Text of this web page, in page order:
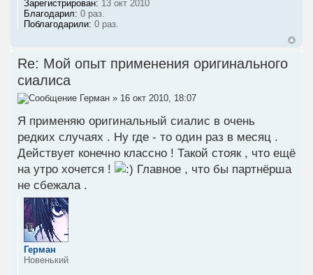
Зарегистрирован: 13 окт 2010
Благодарил: 0 раз.
Поблагодарили: 0 раз.
Re: Мой опыт применения оригинального
сиалиса
Герман » 16 окт 2010, 18:07
Я применяю оригинальный сиалис в очень
редких случаях . Ну где - то один раз в месяц .
Действует конечно классно ! Такой стояк , что ещё
на утро хочется !
Главное , что бы партнёрша
не сбежала .
Герман
Новенький